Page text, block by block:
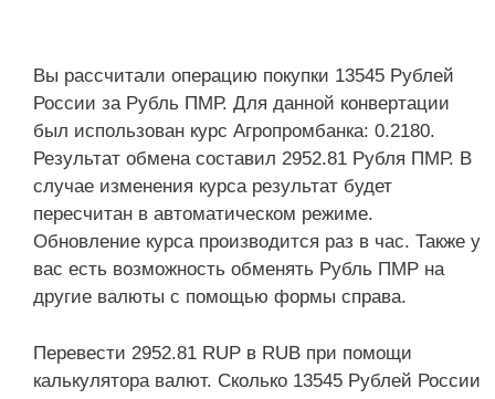
Вы рассчитали операцию покупки 13545 Рублей
России за Рубль ПМР. Для данной конвертации
был использован курс Агропромбанка: 0.2180.
Результат обмена составил 2952.81 Рубля ПМР. В
случае изменения курса результат будет
пересчитан в автоматическом режиме.
Обновление курса производится раз в час. Также у
вас есть возможность обменять Рубль ПМР на
другие валюты с помощью формы справа.
Перевести 2952.81 RUP в RUB при помощи
калькулятора валют. Сколько 13545 Рублей России